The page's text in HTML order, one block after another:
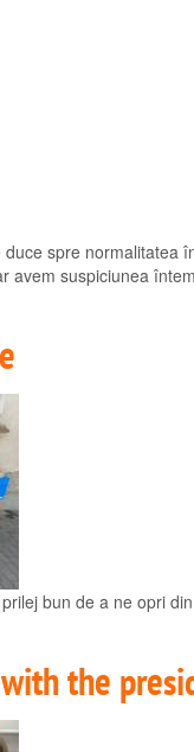
spre normalitatea
avem suspiciunea
bun de a ne opri
the